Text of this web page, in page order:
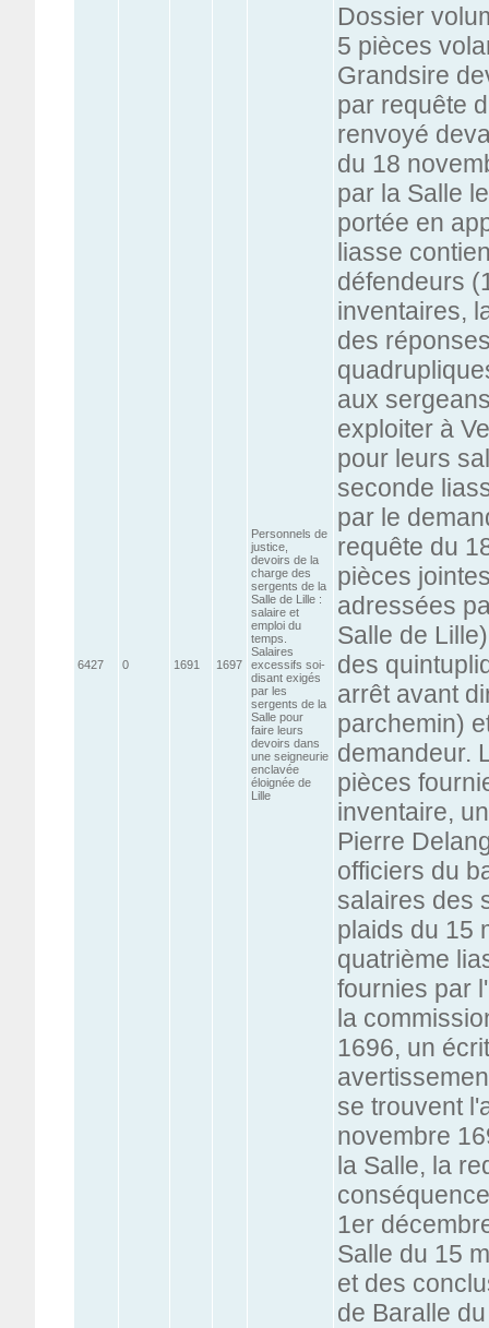
6427 0 1691 1697
Personnels de
justice,
devoirs de la
charge des
sergents de la
Salle de Lille :
salaire et
emploi du
temps.
Salaires
excessifs soi-
disant exigés
par les
sergents de la
Salle pour
faire leurs
devoirs dans
une seigneurie
enclavée
éloignée de
Lille
Dossier
5 pièces
Grandsire
par requête
renvoyé
du 18
par la Salle
portée en
liasse
défendeurs
inventaires,
des
aux
exploiter à
pour leurs
seconde
par le
requête du
pièces
adressées
Salle de
des
arrêt avant
parchemin)
demandeur.
pièces
inventaire,
Pierre
officiers du
salaires des
plaids du 15
quatrième
fournies par
la
1696, un
se trouvent
novembre
la Salle, la
1er
Salle du 15
et des
de Baralle